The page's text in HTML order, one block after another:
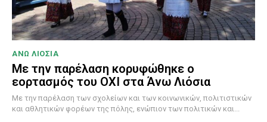
ΑΝΩ ΛΙΟΣΙΑ
Με την παρέλαση κορυφώθηκε ο
εορτασμός του ΟΧΙ στα Άνω Λιόσια
Με την παρέλαση των σχολείων και των κοινωνικών, πολιτιστικών
και αθλητικών φορέων της πόλης, ενώπιον των πολιτικών και...